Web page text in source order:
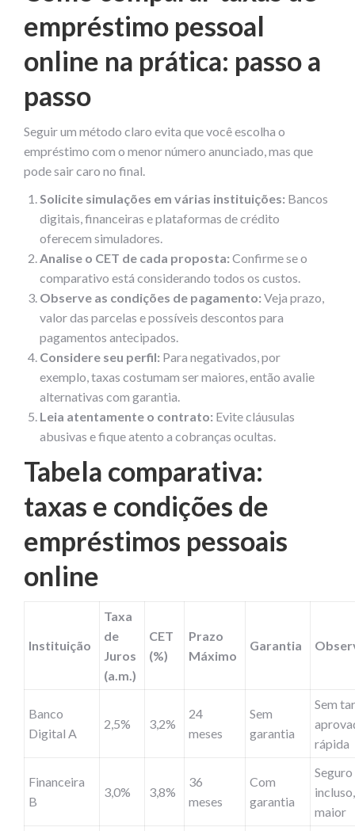
empréstimo pessoal
online na prática: passo a
passo
Seguir um método claro evita que você escolha o
empréstimo com o menor número anunciado, mas que
pode sair caro no final.
Solicite simulações em várias instituições: Bancos
digitais, financeiras e plataformas de crédito
oferecem simuladores.
Analise o CET de cada proposta: Confirme se o
comparativo está considerando todos os custos.
Observe as condições de pagamento: Veja prazo,
valor das parcelas e possíveis descontos para
pagamentos antecipados.
Considere seu perfil: Para negativados, por
exemplo, taxas costumam ser maiores, então avalie
alternativas com garantia.
Leia atentamente o contrato: Evite cláusulas
abusivas e fique atento a cobranças ocultas.
Tabela comparativa:
taxas e condições de
empréstimos pessoais
online
Instituição
Taxa
de
Juros
(a.m.)
CET
(%)
Prazo
Máximo
Garantia
Banco
Digital A
2,5% 3,2%
24
meses
Sem
garantia
Sem
rápida
Financeira
B
3,0% 3,8%
36
meses
Com
garantia
Seguro
maior